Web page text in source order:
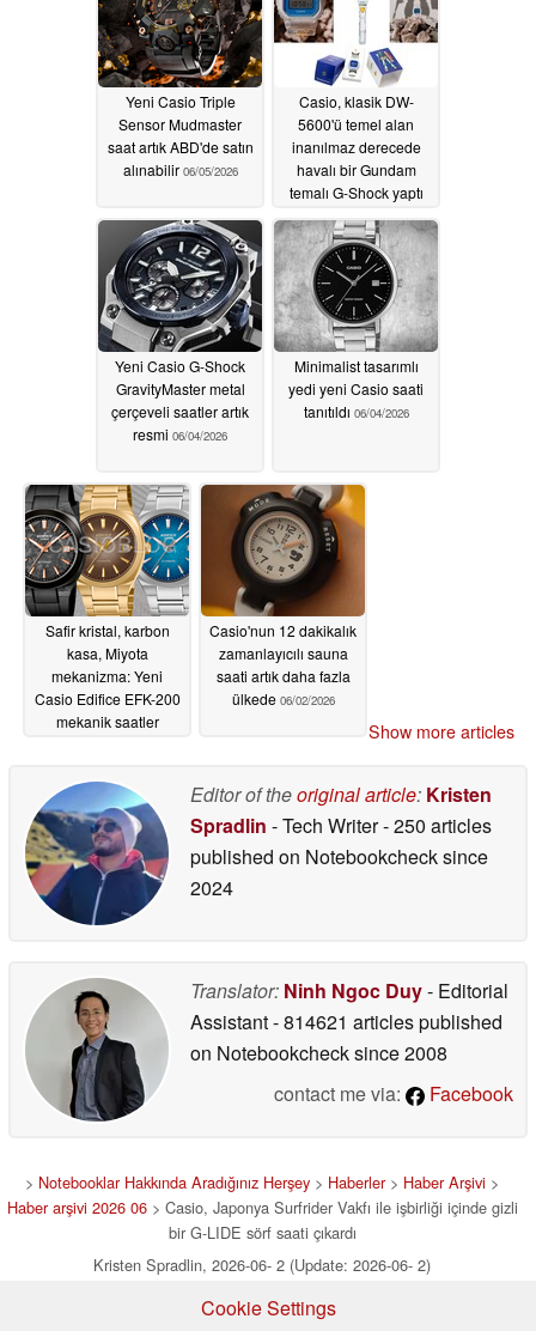
Yeni Casio Triple
Sensor Mudmaster
saat artık ABD'de satın
alınabilir 06/05/2026
Casio, klasik DW-
5600'ü temel alan
inanılmaz derecede
havalı bir Gundam
temalı G-Shock yaptı
06/05/2026
Yeni Casio G-Shock
GravityMaster metal
çerçeveli saatler artık
resmi 06/04/2026
Minimalist tasarımlı
yedi yeni Casio saati
tanıtıldı 06/04/2026
Safir kristal, karbon
kasa, Miyota
mekanizma: Yeni
Casio Edifice EFK-200
mekanik saatler
06/03/2026
Casio'nun 12 dakikalık
zamanlayıcılı sauna
saati artık daha fazla
ülkede 06/02/2026
Show more articles
Editor of theoriginal article: Kristen
Spradlin - Tech Writer- 250 articles
published on Notebookchecksince
2024
Translator: Ninh Ngoc Duy- Editorial
Assistant- 814621 articles published
on Notebookchecksince 2008
contact me via:
Facebook
> Notebooklar Hakkında Aradığınız Herşey > Haberler> Haber Arşivi >
Haber arşivi 2026 06> Casio, Japonya Surfrider Vakfı ile işbirliği içinde gizli
bir G-LIDE sörf saati çıkardı
Kristen Spradlin, 2026-06- 2 (Update: 2026-06- 2)
Cookie Settings